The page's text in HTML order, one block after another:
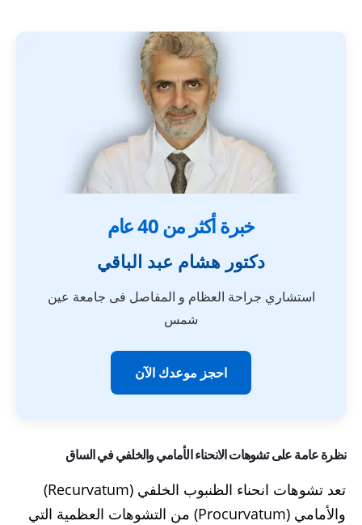
خبرة أكثر من 40 عام
دكتور هشام عبد الباقي
استشاري جراحة العظام و المفاصل فى جامعة عين
شمس
احجز موعدك الآن
نظرة عامة على تشوهات الانحناء الأمامي والخلفي في الساق
تعد تشوهات انحناء الظنبوب الخلفي (Recurvatum)
والأمامي (Procurvatum) من التشوهات العظمية التي